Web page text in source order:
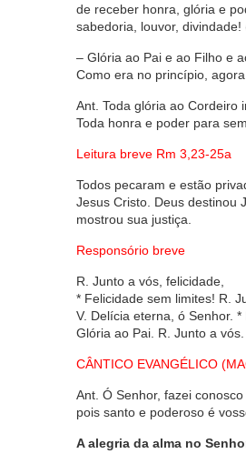
de receber honra, glória e
sabedoria, louvor, divindade!
– Glória ao Pai e ao Filho e
Como era no princípio, agora
Ant. Toda glória ao Cordeiro
Toda honra e poder para
Leitura breve Rm 3,23-25a
Todos pecaram e estão
Jesus Cristo. Deus destinou
mostrou sua justiça.
Responsório breve
R. Junto a vós, felicidade,
* Felicidade sem limites! R.
V. Delícia eterna, ó Senhor. *
Glória ao Pai. R. Junto a vós.
CÂNTICO EVANGÉLICO
Ant. Ó Senhor, fazei conosco
pois santo e poderoso é
A alegria da alma no